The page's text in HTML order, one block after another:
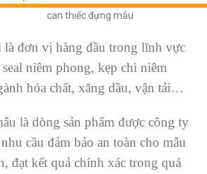
can thiếc đựng mẫu
đơn vị hàng đầu trong lĩnh vực
niêm phong, kẹp chì niêm
hóa chất, xăng dầu, vận tải…
là dòng sản phẩm được công ty
cầu đảm bảo an toàn cho mẫu
đạt kết quả chính xác trong quá